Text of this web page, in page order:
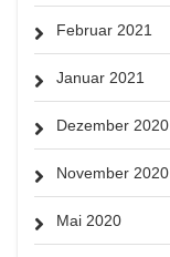
Februar 2021
Januar 2021
Dezember 2020
November 2020
Mai 2020